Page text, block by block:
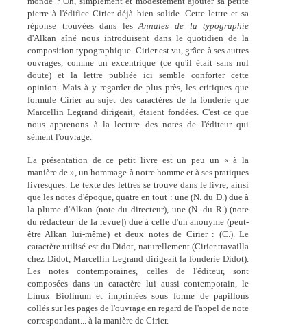
pierre à l'édifice Cirier déjà bien solide. Cette lettre et sa
réponse trouvées dans lesAnnales de la typographie
d'Alkan aîné nous introduisent dans le quotidien de la
composition typographique. Cirier est vu, grâce à ses autres
ouvrages, comme un excentrique (ce qu'il était sans nul
doute) et la lettre publiée ici semble conforter cette
opinion. Mais à y regarder de plus près, les critiques que
formule Cirier au sujet des caractères de la fonderie que
Marcellin Legrand dirigeait, étaient fondées. C'est ce que
nous apprenons à la lecture des notes de l'éditeur qui
sèment l'ouvrage.
La présentation de ce petit livre est un peu un « à la
manière de », un hommage à notre homme et à ses pratiques
livresques. Le texte des lettres se trouve dans le livre, ainsi
que les notes d'époque, quatre en tout : une (N. du D.) due à
la plume d'Alkan (note du directeur), une (N. du R.) (note
du rédacteur [de la revue]) due à celle d'un anonyme (peut-
être Alkan lui-même) et deux notes de Cirier : (C.). Le
caractère utilisé est du Didot, naturellement (Cirier travailla
chez Didot, Marcellin Legrand dirigeait la fonderie Didot).
Les notes contemporaines, celles de l'éditeur, sont
composées dans un caractère lui aussi contemporain, le
Linux Biolinum et imprimées sous forme de papillons
collés sur les pages de l'ouvrage en regard de l'appel de note
correspondant... à la manière de Cirier.